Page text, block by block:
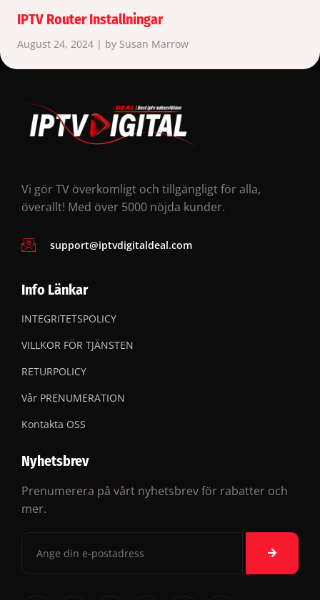
IPTV Router Installningar
August 24, 2024 | by Susan Marrow
Vi gör TV överkomligt och tillgängligt för alla,
överallt! Med över 5000 nöjda kunder.
support@iptvdigitaldeal.com
Info Länkar
INTEGRITETSPOLICY
VILLKOR FÖR TJÄNSTEN
RETURPOLICY
Vår PRENUMERATION
Kontakta OSS
Nyhetsbrev
Prenumerera på vårt nyhetsbrev för rabatter och
mer.